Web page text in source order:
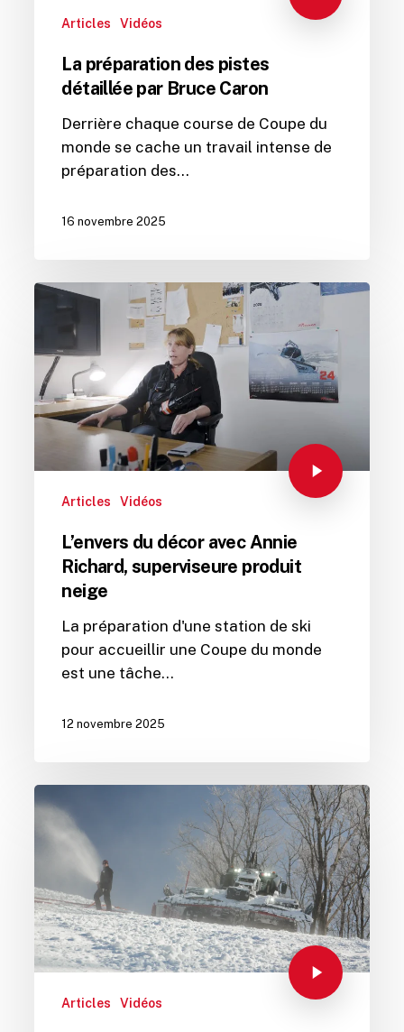
Articles Vidéos
La préparation des pistes
détaillée par Bruce Caron
Derrière chaque course de Coupe du
monde se cache un travail intense de
préparation des…
16 novembre 2025
Articles Vidéos
L’envers du décor avec Annie
Richard, superviseure produit
neige
La préparation d'une station de ski
pour accueillir une Coupe du monde
est une tâche…
12 novembre 2025
Articles Vidéos